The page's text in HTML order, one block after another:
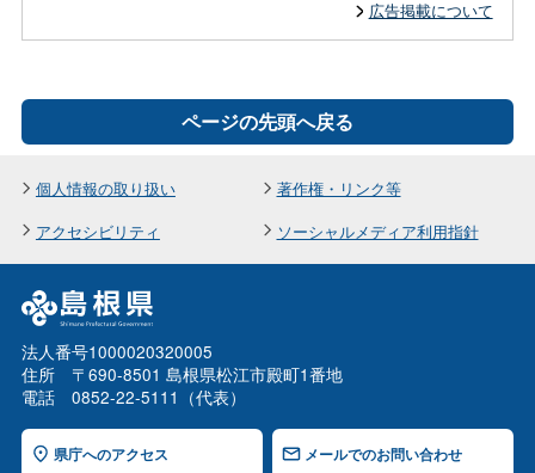
広告掲載について
ページの先頭へ戻る
個人情報の取り扱い
著作権・リンク等
アクセシビリティ
ソーシャルメディア利用指針
法人番号1000020320005
住所 〒690-8501 島根県松江市殿町1番地
電話 0852-22-5111（代表）
県庁へのアクセス メールでのお問い合わせ